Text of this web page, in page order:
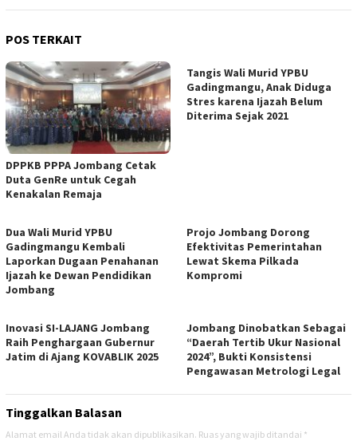
POS TERKAIT
DPPKB PPPA Jombang Cetak
Duta GenRe untuk Cegah
Kenakalan Remaja
Tangis Wali Murid YPBU
Gadingmangu, Anak Diduga
Stres karena Ijazah Belum
Diterima Sejak 2021
Dua Wali Murid YPBU
Gadingmangu Kembali
Laporkan Dugaan Penahanan
Ijazah ke Dewan Pendidikan
Jombang
Projo Jombang Dorong
Efektivitas Pemerintahan
Lewat Skema Pilkada
Kompromi
Inovasi SI-LAJANG Jombang
Raih Penghargaan Gubernur
Jatim di Ajang KOVABLIK 2025
Jombang Dinobatkan Sebagai
“Daerah Tertib Ukur Nasional
2024”, Bukti Konsistensi
Pengawasan Metrologi Legal
Tinggalkan Balasan
Alamat email Anda tidak akan dipublikasikan. Ruas yang wajib ditandai *